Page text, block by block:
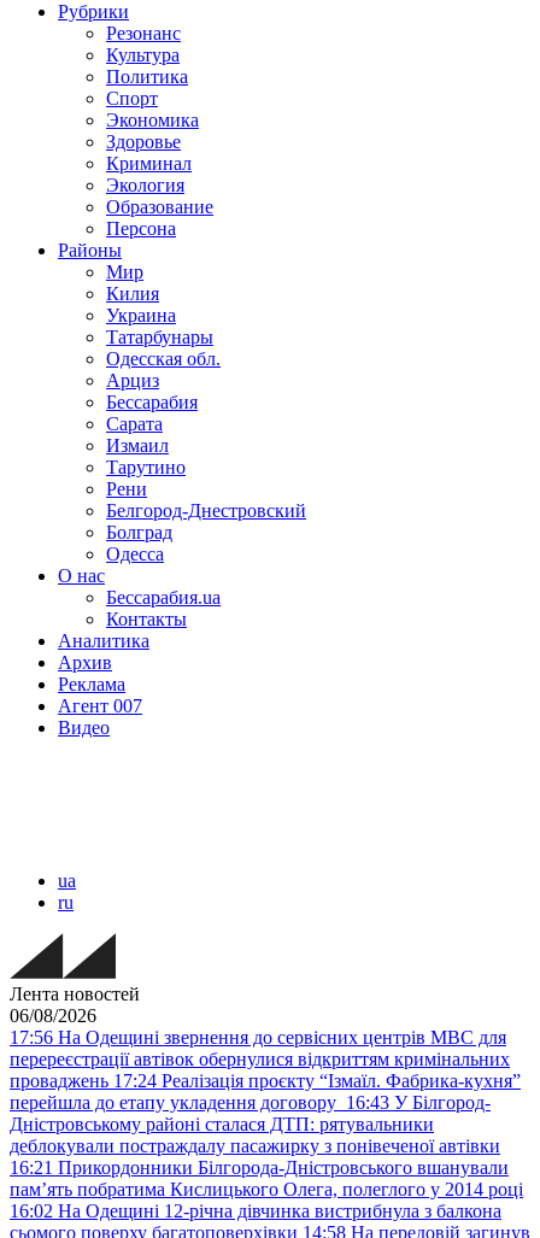
Рубрики
Резонанс
Культура
Политика
Спорт
Экономика
Здоровье
Криминал
Экология
Образование
Персона
Районы
Мир
Килия
Украина
Татарбунары
Одесская обл.
Арциз
Бессарабия
Сарата
Измаил
Тарутино
Рени
Белгород-Днестровский
Болград
Одесса
О нас
Бессарабия.ua
Контакты
Аналитика
Архив
Реклама
Агент 007
Видео
ua
ru
Лента новостей
06/08/2026
17:56 На Одещині звернення до сервісних центрів МВС для
перереєстрації автівок обернулися відкриттям кримінальних
проваджень 17:24 Реалізація проєкту “Ізмаїл. Фабрика-кухня”
перейшла до етапу укладення договору 16:43 У Білгород-
Дністровському районі сталася ДТП: рятувальники
деблокували постраждалу пасажирку з понівеченої автівки
16:21 Прикордонники Білгорода-Дністровського вшанували
пам’ять побратима Кислицького Олега, полеглого у 2014 році
16:02 На Одещині 12-річна дівчинка вистрибнула з балкона
сьомого поверху багатоповерхівки 14:58 На передовій загинув